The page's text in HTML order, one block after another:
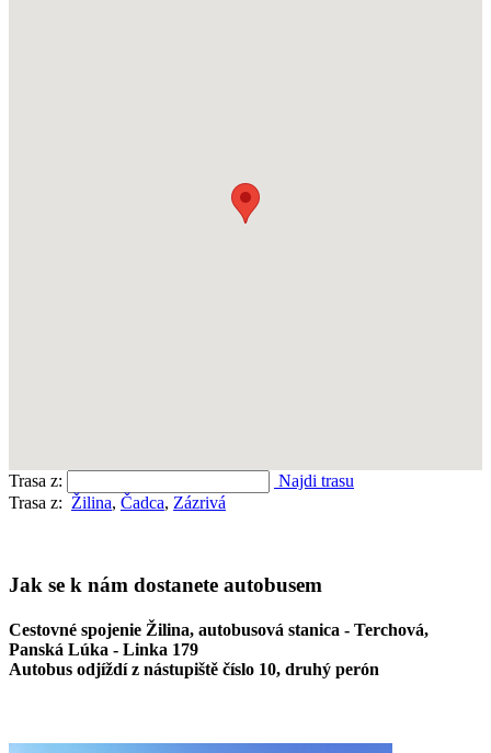
Trasa z:
Najdi trasu
Trasa z: Žilina, Čadca, Zázrivá
Jak se k nám dostanete autobusem
Cestovné spojenie Žilina, autobusová stanica - Terchová,
Panská Lúka - Linka 179
Autobus odjíždí z nástupiště číslo 10, druhý perón